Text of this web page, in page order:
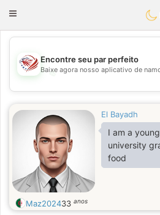
Toggle
💖
Encontre seu par perfeito
Baixe agora nosso aplicativo de
El Bayadh
I am a
university
food
Maz202433 anos